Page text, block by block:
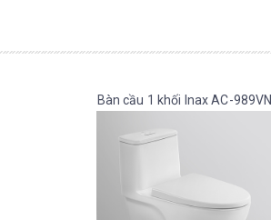
Bàn cầu 1 khối Inax AC-989VN